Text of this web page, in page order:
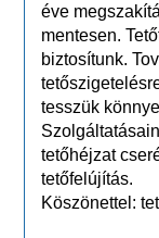
éve
mentesen.
biztosítunk.
tesszük
tetőhéjzat
tetőfelújítás.
Köszönettel: